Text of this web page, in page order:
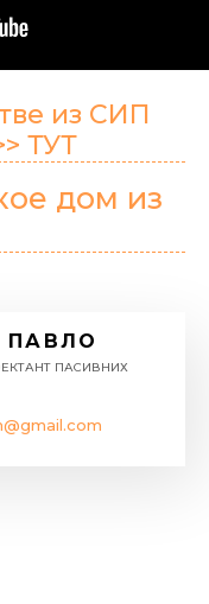
из СИП
ТУТ
дом из
ПАВЛО
ПАСИВНИХ